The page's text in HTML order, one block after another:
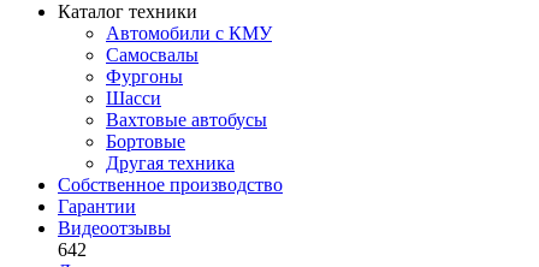
Каталог техники
Автомобили с КМУ
Самосвалы
Фургоны
Шасси
Вахтовые автобусы
Бортовые
Другая техника
Собственное производство
Гарантии
Видеоотзывы
642